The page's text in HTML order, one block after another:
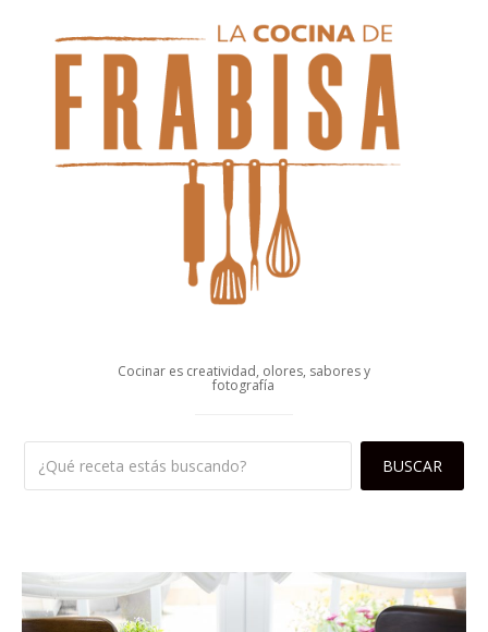
Cocinar es creatividad, olores, sabores y
fotografía